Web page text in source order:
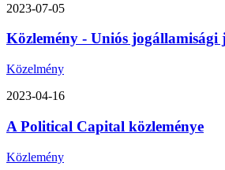
2023-07-05
Közlemény - Uniós jogállamisági
Közelmény
2023-04-16
A Political Capital közleménye
Közlemény